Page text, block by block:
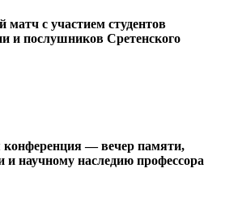
с участием студентов
и послушников Сретенского
конференция — вечер памяти,
научному наследию профессора